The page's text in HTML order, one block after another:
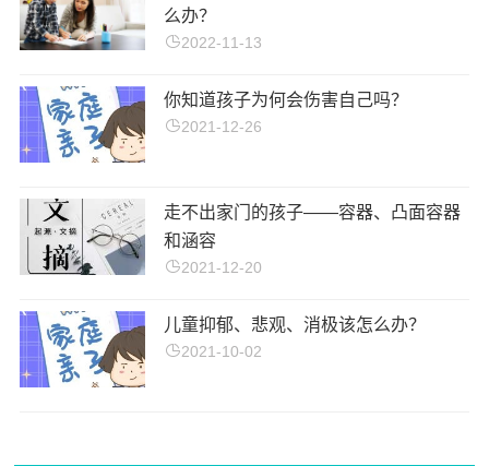
么办？
2022-11-13
你知道孩子为何会伤害自己吗？
2021-12-26
走不出家门的孩子——容器、凸面容器
和涵容
2021-12-20
儿童抑郁、悲观、消极该怎么办？
2021-10-02